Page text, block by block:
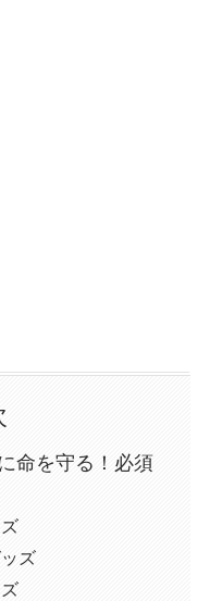
命を守る！必須
ズ